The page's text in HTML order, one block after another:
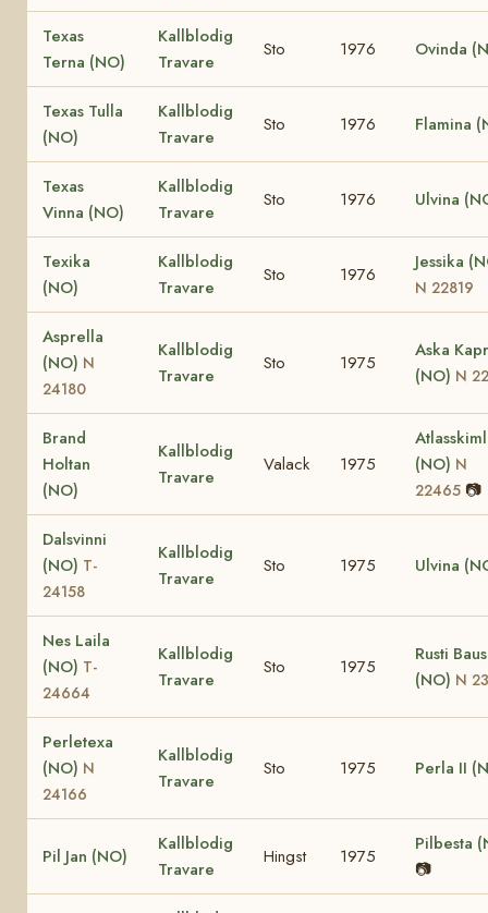
Texas
Terna (NO)
Kallblodig
Travare
Sto 1976 Ovinda
Texas Tulla
(NO)
Kallblodig
Travare
Sto 1976 Flamina
Texas
Vinna (NO)
Kallblodig
Travare
Sto 1976 Ulvina
Texika
(NO)
Kallblodig
Travare
Sto 1976
Jessika
N 22819
Asprella
(NO) N
24180
Kallblodig
Travare
Sto 1975
Aska
(NO) N
Brand
Holtan
(NO)
Kallblodig
Travare
Valack 1975
(NO) N
22465 📷
Dalsvinni
(NO) T-
24158
Kallblodig
Travare
Sto 1975 Ulvina
Nes Laila
(NO) T-
24664
Kallblodig
Travare
Sto 1975
Rusti
(NO) N
Perletexa
(NO) N
24166
Kallblodig
Travare
Sto 1975 Perla II
Pil Jan (NO)
Kallblodig
Travare
Hingst 1975
Pilbesta
📷